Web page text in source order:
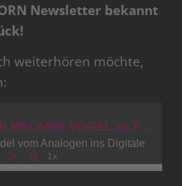
Newsletter bekannt
weiterhören möchte,